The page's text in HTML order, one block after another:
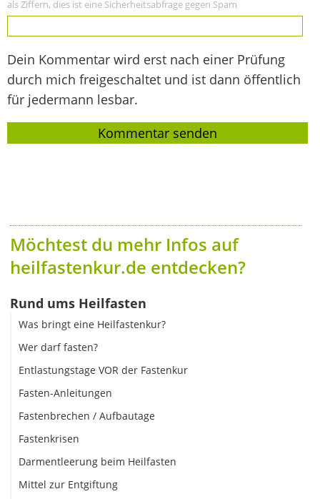
als Ziffern, dies ist eine Sicherheitsabfrage gegen Spam
Dein Kommentar wird erst nach einer Prüfung
durch mich freigeschaltet und ist dann öffentlich
für jedermann lesbar.
Möchtest du mehr Infos auf
heilfastenkur.de entdecken?
Rund ums Heilfasten
Was bringt eine Heilfastenkur?
Wer darf fasten?
Entlastungstage VOR der Fastenkur
Fasten-Anleitungen
Fastenbrechen / Aufbautage
Fastenkrisen
Darmentleerung beim Heilfasten
Mittel zur Entgiftung